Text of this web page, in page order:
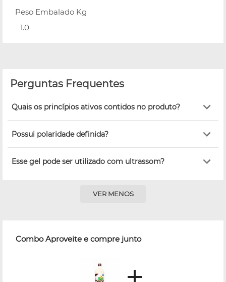
Peso Embalado Kg
1.0
Perguntas Frequentes
Quais os princípios ativos contidos no produto?
Possui polaridade definida?
Esse gel pode ser utilizado com ultrassom?
VER MENOS
Combo Aproveite e compre junto